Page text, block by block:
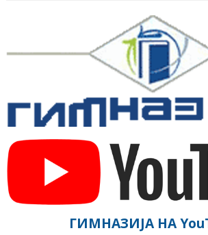
ГИМНАЗИЈА НА